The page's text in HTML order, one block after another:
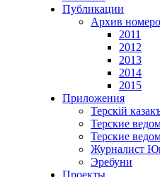
Публикации
Архив
2011
2012
2013
2014
2015
Приложения
Терскiй
Терские
Терские
Журналист
Эребуни
Проекты